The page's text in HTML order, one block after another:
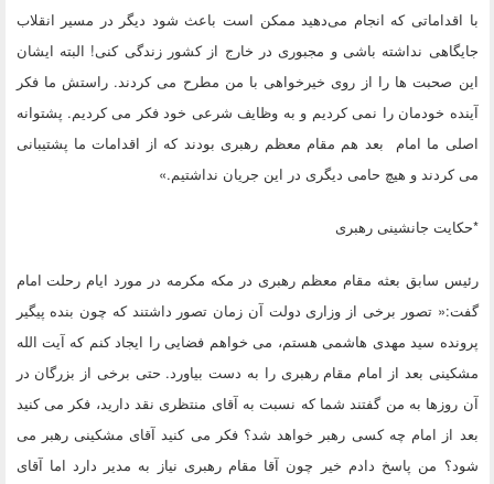
با اقداماتی که انجام می‌دهید ممکن است باعث شود دیگر در مسیر انقلاب
جایگاهی نداشته باشی و مجبوری در خارج از کشور زندگی کنی! البته ایشان
این صحبت ها را از روی خیرخواهی با من مطرح می کردند. راستش ما فکر
آینده خودمان را نمی کردیم و به وظایف شرعی خود فکر می کردیم. پشتوانه
اصلی ما امام بعد هم مقام معظم رهبری بودند که از اقدامات ما پشتیبانی
می کردند و هیچ حامی دیگری در این جریان نداشتیم.»
*حکایت جانشینی رهبری
رئیس سابق بعثه مقام معظم رهبری در مکه مکرمه در مورد ایام رحلت امام
گفت:« تصور برخی از وزاری دولت آن زمان تصور داشتند که چون بنده پیگیر
پرونده سید مهدی هاشمی هستم، می خواهم فضایی را ایجاد کنم که آیت الله
مشکینی بعد از امام مقام رهبری را به دست بیاورد. حتی برخی از بزرگان در
آن روزها به من گفتند شما که نسبت به آقای منتظری نقد دارید، فکر می کنید
بعد از امام چه کسی رهبر خواهد شد؟ فکر می کنید آقای مشکینی رهبر می
شود؟ من پاسخ دادم خیر چون آقا مقام رهبری نیاز به مدیر دارد اما آقای